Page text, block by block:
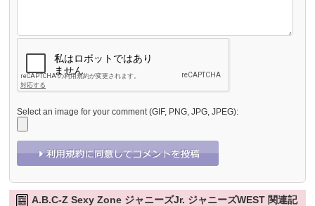
Select an image for your comment (GIF, PNG, JPG, JPEG):
A.B.C-Z Sexy Zone ジャニーズJr. ジャニーズWEST 関連記